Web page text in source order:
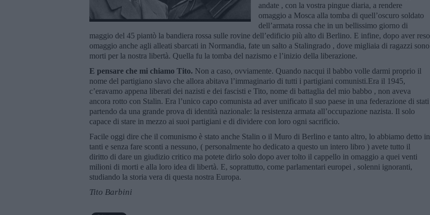
andate , con la vostra pingue diaria, a rendere
omaggio a Mosca alla tomba di quell’oscuro soldato
dell’armata rossa che in un bellissimo giorno di
maggio del 45 piantò la bandiera rossa sulle rovine dell’edificio più alto di Berlino. E infine, dopo aver reso
omaggio anche agli alleati sbarcati in Normandia, fate un salto a Stalingrado , dove migliaia di ragazzi sono
morti per la nostra libertà. Quella fu la tomba del nazismo e l’inizio della liberazione.
E pensare che mi chiamo Tito. Non a caso, ovviamente. Quando nacqui il babbo volle darmi proprio il
nome del partigiano slavo che allora abitava l’immaginario di tutti i partigiani comunisti.Era il 1945,
c’eravamo appena liberati dei nazisti e dei fascisti e Tito, nome di battaglia del mio babbo , non aveva
ancora rotto con Stalin. Era l’unico capo comunista ad aver unificato il suo paese in una federazione di stati
partendo da una grande prova di identità nazionale: la resistenza armata all’occupazione nazista. Il solo
capace di stare in mezzo ai suoi partigiani e di dividere con loro ogni sacrificio.
Facile oggi dire che il comunismo è stato anche Stalin o il Muro di Berlino e tanto altro, lo abbiamo detto in
tanti e senza fare sconti a nessuno, ( personalmente ho dedicato a questo un intero libro ) avete tutto il
diritto di dare un giudizio critico ma potete dirlo solo dopo aver tolto il cappello in omaggio a quei venti
milioni di morti e alla loro idea di libertà. E, soprattutto, come parlamentari europei , solenni ignoranti,
studiando la storia vera di questa nostra Europa.
Tito Barbini